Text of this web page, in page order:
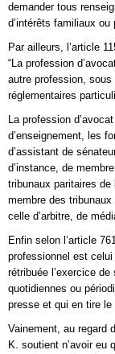
demander tous
d’intérêts familiaux ou
Par ailleurs, l’article
“La profession
autre profession,
réglementaires
La profession
d’enseignement, les
d’assistant de
d’instance, de
tribunaux paritaires de
membre des
celle d’arbitre, de
Enfin selon l’article
professionnel est
rétribuée l’exercice
quotidiennes ou
presse et qui en tire
Vainement, au regard
K. soutient n’avoir eu